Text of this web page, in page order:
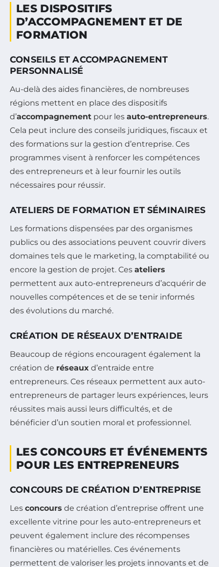
LES DISPOSITIFS
D’ACCOMPAGNEMENT ET DE
FORMATION
CONSEILS ET ACCOMPAGNEMENT
PERSONNALISÉ
Au-delà des aides financières, de nombreuses
régions mettent en place des dispositifs
d’accompagnement pour les auto-entrepreneurs.
Cela peut inclure des conseils juridiques, fiscaux et
des formations sur la gestion d’entreprise. Ces
programmes visent à renforcer les compétences
des entrepreneurs et à leur fournir les outils
nécessaires pour réussir.
ATELIERS DE FORMATION ET SÉMINAIRES
Les formations dispensées par des organismes
publics ou des associations peuvent couvrir divers
domaines tels que le marketing, la comptabilité ou
encore la gestion de projet. Ces ateliers
permettent aux auto-entrepreneurs d’acquérir de
nouvelles compétences et de se tenir informés
des évolutions du marché.
CRÉATION DE RÉSEAUX D’ENTRAIDE
Beaucoup de régions encouragent également la
création de réseaux d’entraide entre
entrepreneurs. Ces réseaux permettent aux auto-
entrepreneurs de partager leurs expériences, leurs
réussites mais aussi leurs difficultés, et de
bénéficier d’un soutien moral et professionnel.
LES CONCOURS ET ÉVÉNEMENTS
POUR LES ENTREPRENEURS
CONCOURS DE CRÉATION D’ENTREPRISE
Les concours de création d’entreprise offrent une
excellente vitrine pour les auto-entrepreneurs et
peuvent également inclure des récompenses
financières ou matérielles. Ces événements
permettent de valoriser les projets innovants et de